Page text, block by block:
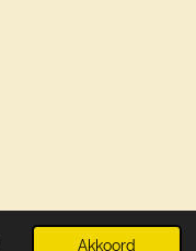
Akkoord